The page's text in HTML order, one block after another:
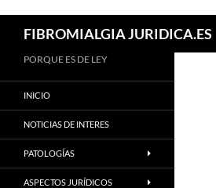
FIBROMIALGIA JURIDICA.ES
PORQUE ES DE LEY
INICIO
NOTICIAS DE INTERES
PATOLOGÍAS
ASPECTOS JURÍDICOS